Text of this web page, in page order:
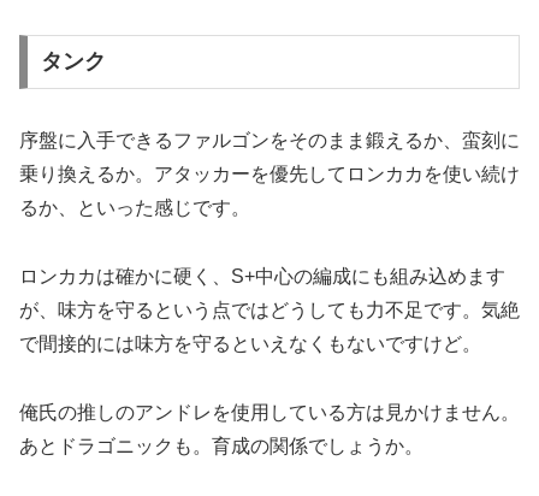
タンク
序盤に入手できるファルゴンをそのまま鍛えるか、蛮刻に
乗り換えるか。アタッカーを優先してロンカカを使い続け
るか、といった感じです。
ロンカカは確かに硬く、S+中心の編成にも組み込めます
が、味方を守るという点ではどうしても力不足です。気絶
で間接的には味方を守るといえなくもないですけど。
俺氏の推しのアンドレを使用している方は見かけません。
あとドラゴニックも。育成の関係でしょうか。